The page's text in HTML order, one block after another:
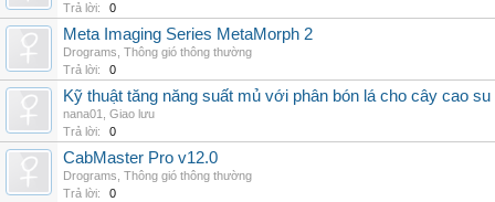
Trả lời:
0
Meta Imaging Series MetaMorph 2
Drograms Thông gió thông thường
Trả lời:
0
Kỹ thuật tăng năng suất mủ với phân bón lá cho cây cao su
nana01
Giao lưu
Trả lời:
0
CabMaster Pro v12.0
Drograms Thông gió thông thường
Trả lời:
0